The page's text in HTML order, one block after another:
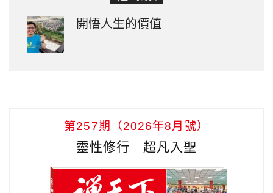
開悟人生的價值
第257期（2026年8月號）
靈性修行 超凡入聖